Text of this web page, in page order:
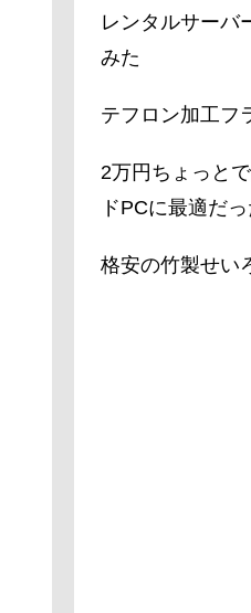
レンタルサーバ
みた
テフロン加工フ
2万円ちょっと
ドPCに最適だ
格安の竹製せい